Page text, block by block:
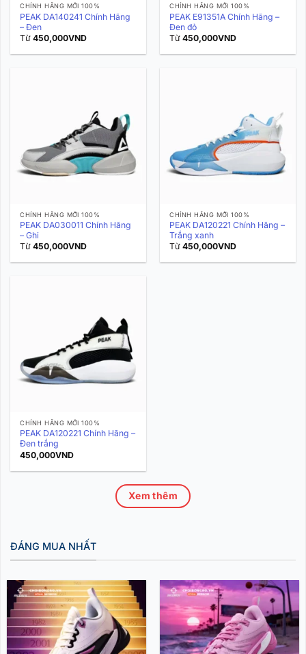
CHÍNH HÃNG MỚI 100%
PEAK DA140241 Chính Hãng
– Đen
Từ450,000VND
CHÍNH HÃNG MỚI 100%
PEAK E91351A Chính Hãng –
Đen đỏ
Từ450,000VND
CHÍNH HÃNG MỚI 100%
PEAK DA030011 Chính Hãng
– Ghi
Từ450,000VND
CHÍNH HÃNG MỚI 100%
PEAK DA120221 Chính Hãng –
Trắng xanh
Từ450,000VND
CHÍNH HÃNG MỚI 100%
PEAK DA120221 Chính Hãng –
Đen trắng
450,000VND
Xem thêm
ĐÁNG MUA NHẤT